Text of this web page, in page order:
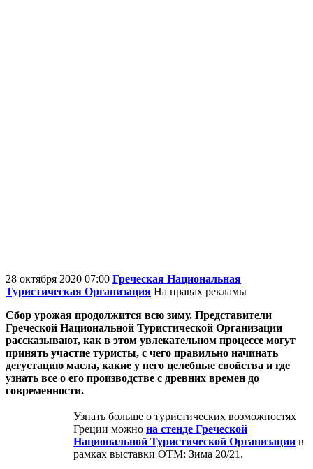
28 октября 2020 07:00 Греческая Национальная
Туристическая Организация На правах рекламы
Сбор урожая продолжится всю зиму. Представители
Греческой Национальной Туристической Организации
рассказывают, как в этом увлекательном процессе могут
принять участие туристы, с чего правильно начинать
дегустацию масла, какие у него целебные свойства и где
узнать все о его производстве с древних времен до
современности.
Узнать больше о туристических возможностях
Греции можно на стенде Греческой
Национальной Туристической Организации в
рамках выставки OTM: Зима 20/21.